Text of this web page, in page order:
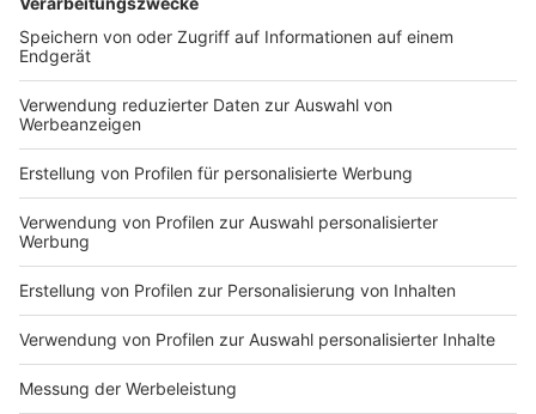
2019 in Hiltrup und Wolbeck eingeführt
Die Videoüberwachung wurde 2019 an den
Schulzentren Hiltrup und Wolbeck eingeführt. In
Hiltrup sank die Zahl der registrierten Straftaten von
26 im Jahr 2017 auf drei im Jahr 2025. In Wolbeck ging
sie im gleichen Zeitraum von 15 auf fünf Fälle zurück.
Am Schulzentrum Kinderhaus sank sie nach Einführung
2023 von 15 auf zwei Fälle. An der Melanchthonschule